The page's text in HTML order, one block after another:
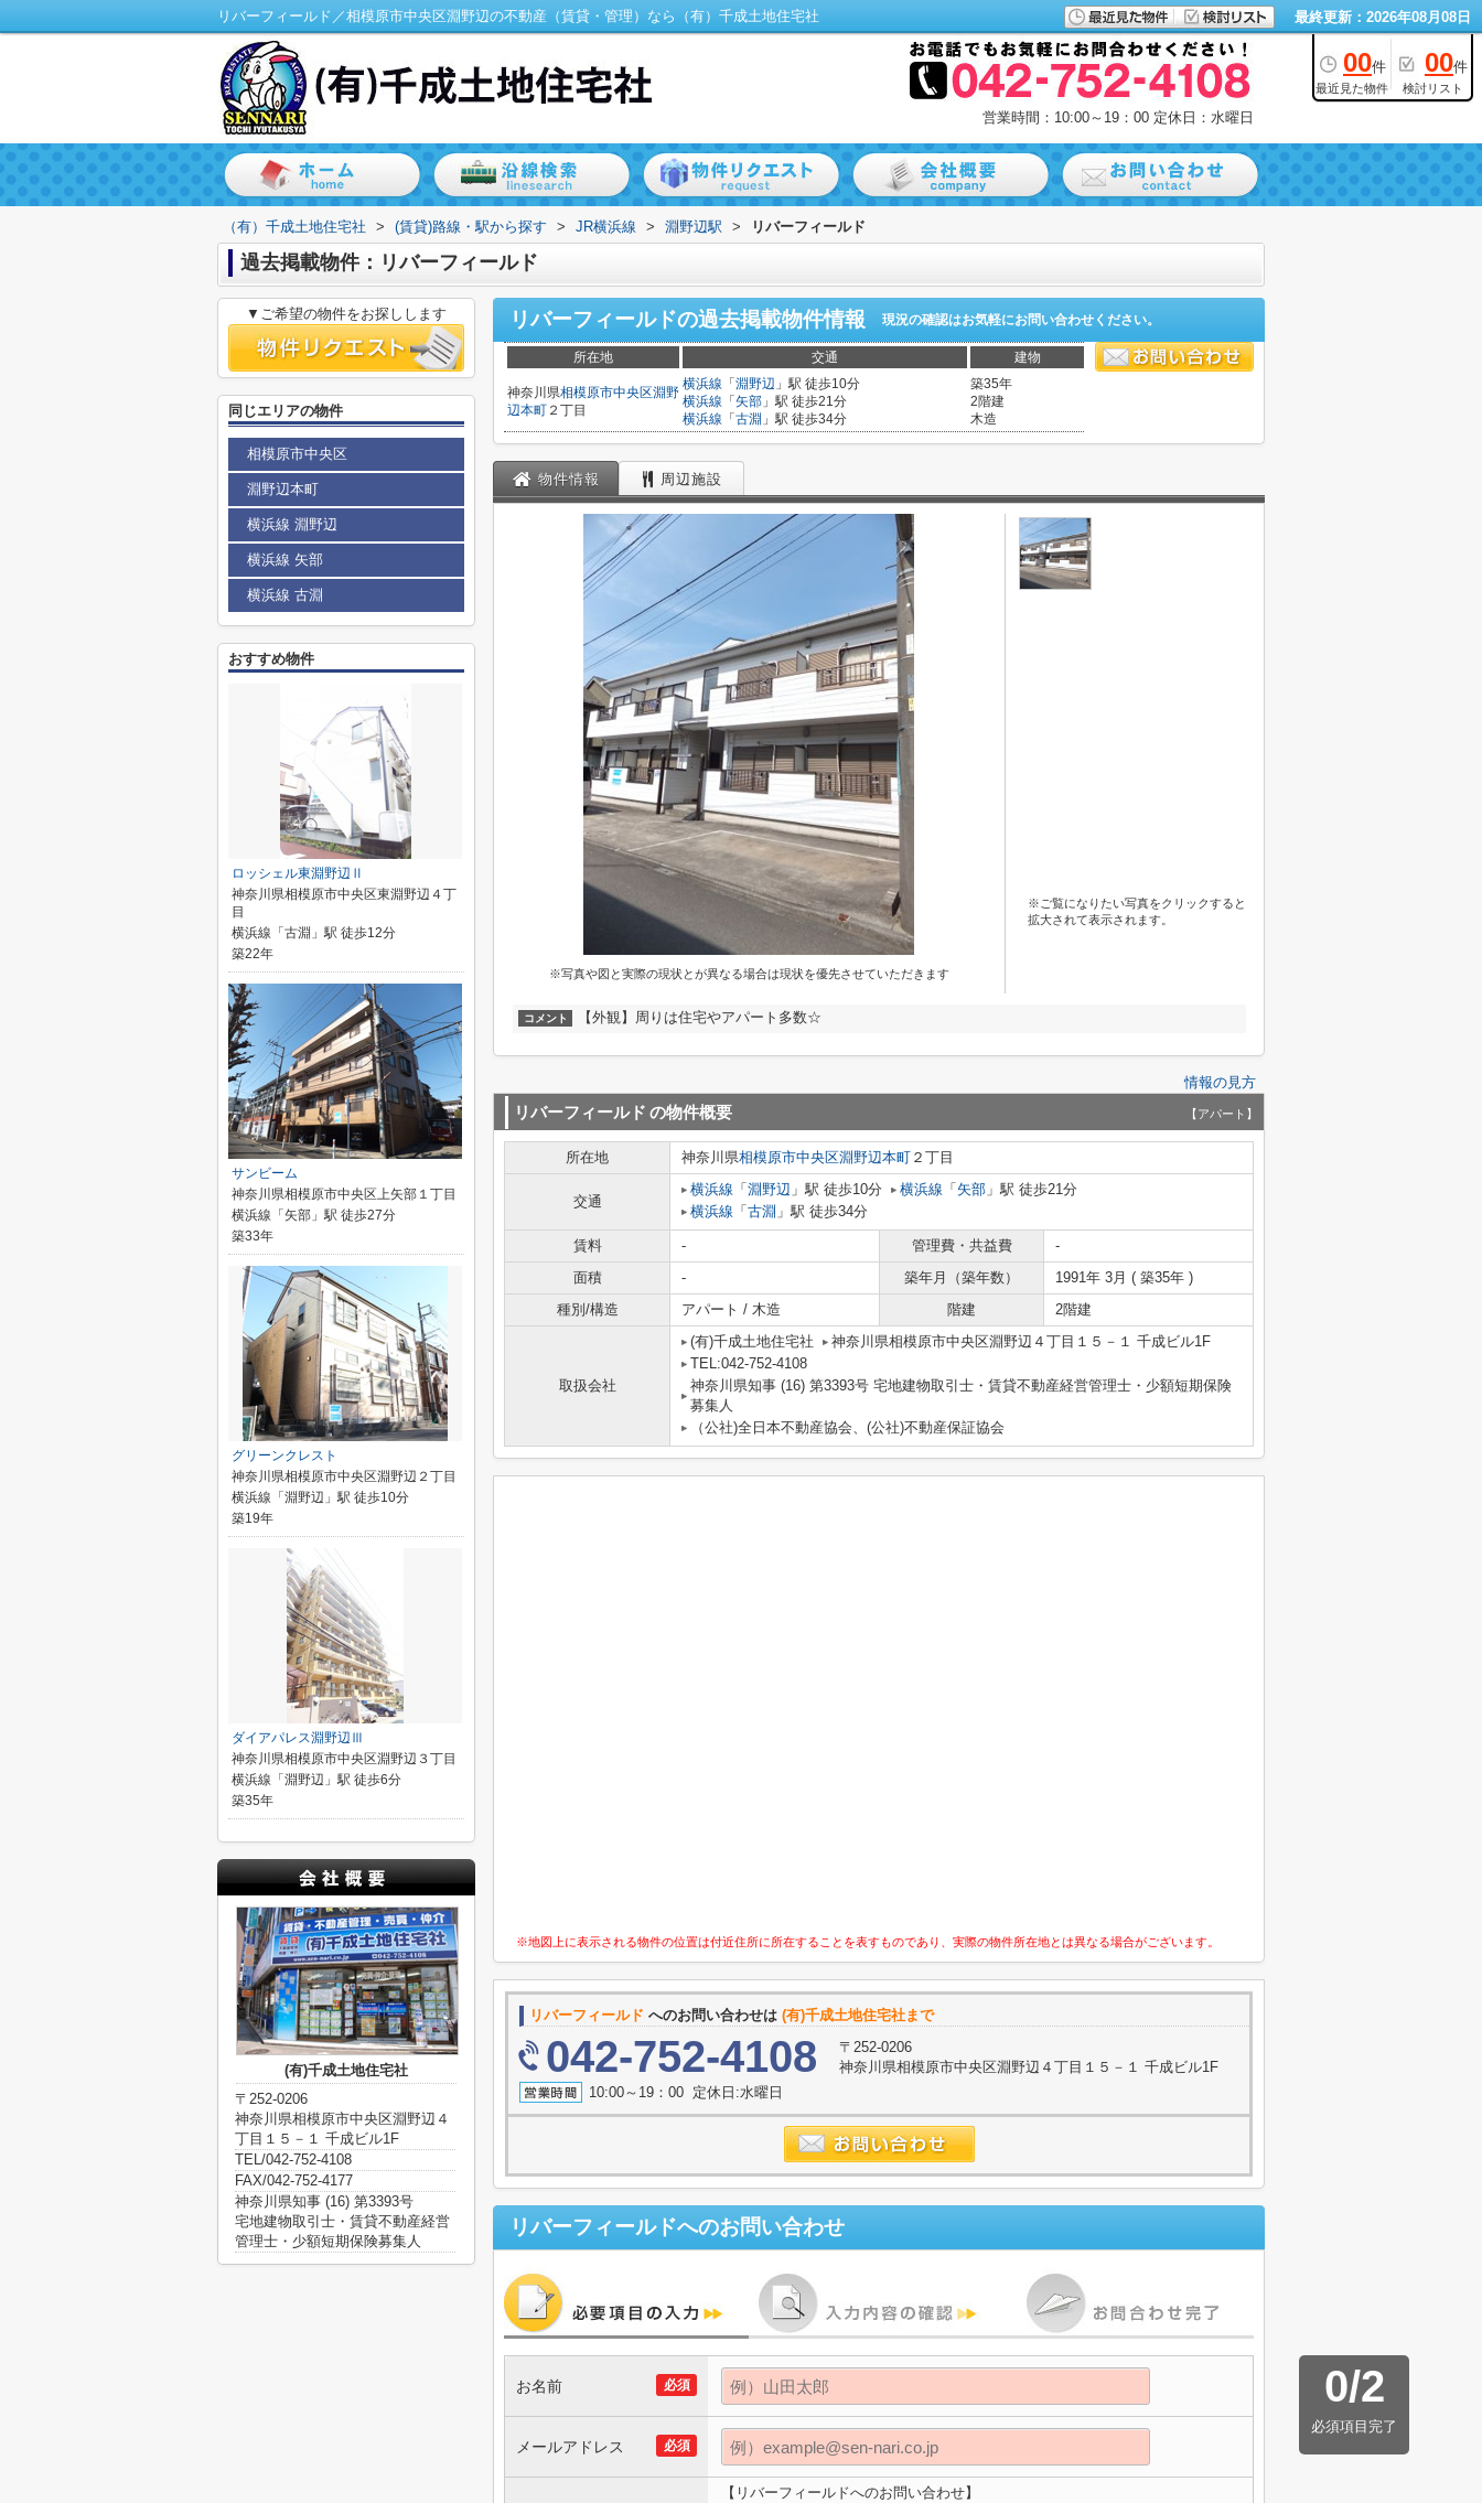
リバーフィールド／相模原市中央区淵野辺の不動産（賃貸・管理）なら（有）千成土地住宅社 最終更新：2026年08月08日
00件
最近見た物件
00件
検討リスト
営業時間：10:00～19：00 定休日：水曜日
（有）千成土地住宅社 > (賃貸)路線・駅から探す > JR横浜線 > 淵野辺駅 > リバーフィールド
過去掲載物件：リバーフィールド
リバーフィールドの過去掲載物件情報 現況の確認はお気軽にお問い合わせください。
所在地 交通 建物
神奈川県相模原市中央区淵野
辺本町 ２丁目
横浜線 「 淵野辺 」駅 徒歩10分
横浜線 「 矢部 」駅 徒歩21分
横浜線 「 古淵 」駅 徒歩34分
築35年
2階建
木造
物件情報 周辺施設
※写真や図と実際の現状とが異なる場合は現状を優先させていただきます
※ご覧になりたい写真をクリックすると
拡大されて表示されます。
コメント 【外観】周りは住宅やアパート多数☆
情報の見方
リバーフィールド の物件概要 【アパート】
所在地 神奈川県相模原市中央区淵野辺本町 ２丁目
交通
横浜線 「 淵野辺 」駅 徒歩10分 横浜線 「 矢部 」駅 徒歩21分
横浜線 「 古淵 」駅 徒歩34分
賃料 - 管理費・共益費
-
面積
- 築年月（築年数）
1991年 3月 ( 築35年 )
種別/構造
アパート / 木造 階建 2階建
取扱会社
(有)千成土地住宅社
神奈川県相模原市中央区淵野辺４丁目１５－１ 千成ビル1F
TEL:042-752-4108
神奈川県知事 (16) 第3393号 宅地建物取引士・賃貸不動産経営管理士・少額短期保険
募集人
（公社)全日本不動産協会、(公社)不動産保証協会
※地図上に表示される物件の位置は付近住所に所在することを表すものであり、実際の物件所在地とは異なる場合がございます。
リバーフィールド へのお問い合わせは (有)千成土地住宅社まで
042-752-4108
〒252-0206
神奈川県相模原市中央区淵野辺４丁目１５－１ 千成ビル1F
10:00～19：00 定休日:水曜日
リバーフィールドへのお問い合わせ
0/2
必須項目完了
必須
お名前
必須
メールアドレス
【リバーフィールドへのお問い合わせ】
▼ご希望の物件をお探しします
同じエリアの物件
相模原市中央区
淵野辺本町
横浜線 淵野辺
横浜線 矢部
横浜線 古淵
おすすめ物件
ロッシェル東淵野辺Ⅱ
神奈川県相模原市中央区東淵野辺４丁
目
横浜線「古淵」駅 徒歩12分
築22年
サンビーム
神奈川県相模原市中央区上矢部１丁目
横浜線「矢部」駅 徒歩27分
築33年
グリーンクレスト
神奈川県相模原市中央区淵野辺２丁目
横浜線「淵野辺」駅 徒歩10分
築19年
ダイアパレス淵野辺Ⅲ
神奈川県相模原市中央区淵野辺３丁目
横浜線「淵野辺」駅 徒歩6分
築35年
(有)千成土地住宅社
〒252-0206
神奈川県相模原市中央区淵野辺４
丁目１５－１ 千成ビル1F
TEL/042-752-4108
FAX/042-752-4177
神奈川県知事 (16) 第3393号
宅地建物取引士・賃貸不動産経営
管理士・少額短期保険募集人